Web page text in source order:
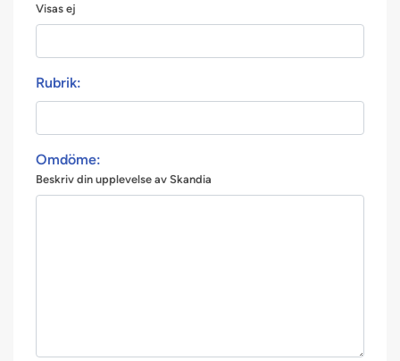
Visas ej
Rubrik:
Omdöme:
Beskriv din upplevelse av Skandia